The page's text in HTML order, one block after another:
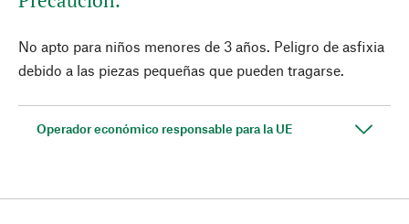
No apto para niños menores de 3 años. Peligro de asfixia
debido a las piezas pequeñas que pueden tragarse.
Operador económico responsable para la UE